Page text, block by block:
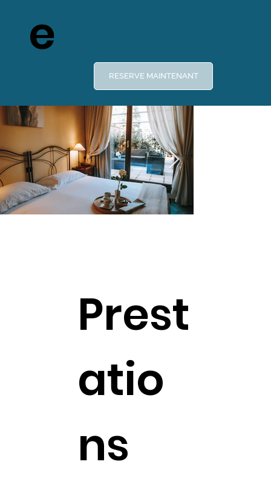
e
RESERVE MAINTENANT
Prest
atio
ns